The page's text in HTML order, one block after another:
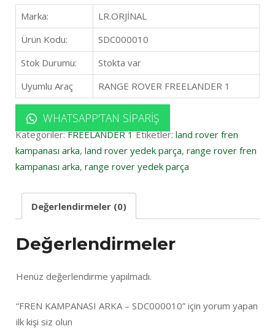
Marka:
LR.ORJİNAL
Ürün Kodu:
SDC000010
Stok Durumu:
Stokta var
Uyumlu Araç
RANGE ROVER FREELANDER 1
WHATSAPP'TAN SIPARIŞ
Kategoriler:FREELANDER 1 Etiketler: land rover fren
kampanası arka, land rover yedek parça, range rover fren
kampanası arka, range rover yedek parça
Değerlendirmeler (0)
Değerlendirmeler
Henüz değerlendirme yapılmadı.
“FREN KAMPANASI ARKA – SDC000010” için yorum yapan
ilk kişi siz olun